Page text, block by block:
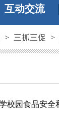
互动交流
> 三抓三促 >